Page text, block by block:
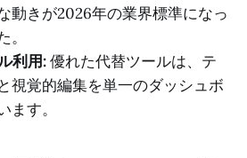
動きが2026年の業界標準になっ
利用:優れた代替ツールは、テ
視覚的編集を単一のダッシュボ
ます。